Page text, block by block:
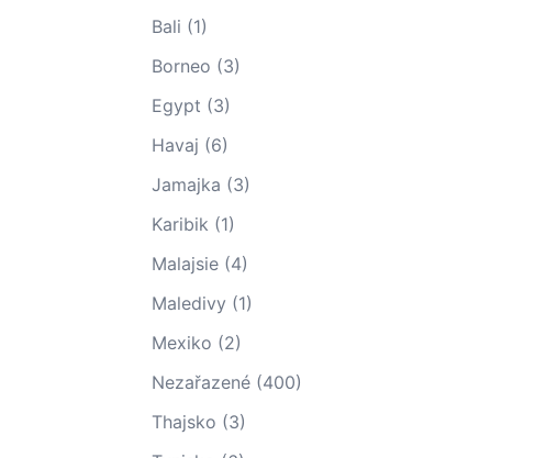
Bali (1)
Borneo (3)
Egypt (3)
Havaj (6)
Jamajka (3)
Karibik (1)
Malajsie(4)
Maledivy (1)
Mexiko (2)
Nezařazené(400)
Thajsko (3)